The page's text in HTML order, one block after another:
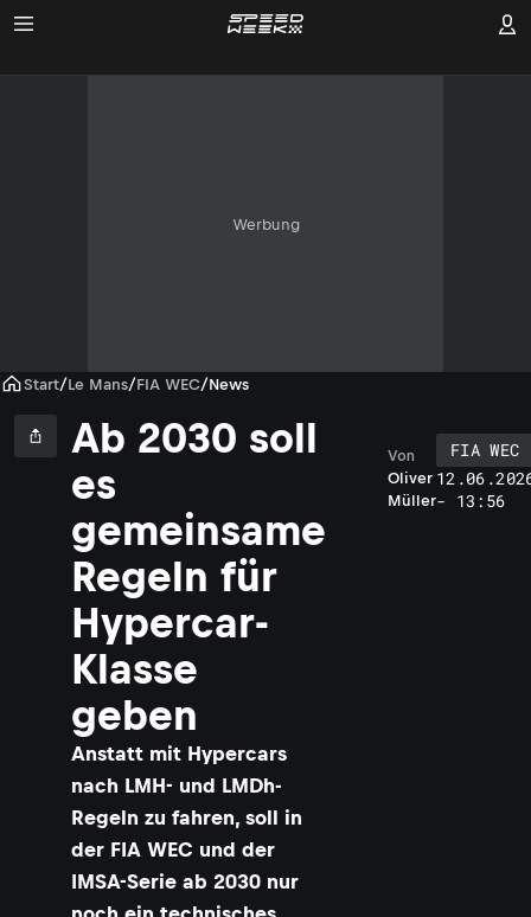
Werbung
Start/Le Mans/FIA WEC/News
Ab 2030 soll
es
gemeinsame
Regeln für
Hypercar-
Klasse
geben
Anstatt mit Hypercars
nach LMH- und LMDh-
Regeln zu fahren, soll in
der FIA WEC und der
IMSA-Serie ab 2030 nur
Oliver
Müller
Von
FIA WEC
- 13:56